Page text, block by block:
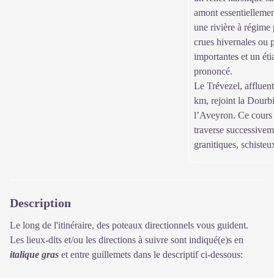
amont
une rivière à régime
crues hivernales ou
importantes et un
prononcé.
Le Trévezel,
km, rejoint la
l’Aveyron. Ce cours
traverse
granitiques,
Description
Le long de l'itinéraire, des poteaux directionnels vous guident.
Les lieux-dits et/ou les directions à suivre sont indiqué(e)s en
italique gras et entre guillemets dans le descriptif ci-dessous: